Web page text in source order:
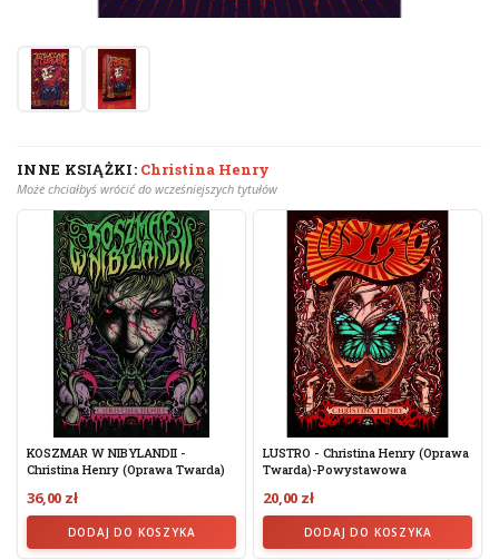
INNE KSIĄŻKI: Christina Henry
Może chciałbyś wrócić do wcześniejszych tytułów
KOSZMAR W NIBYLANDII -
Christina Henry (oprawa Twarda)
36,00 zł
DODAJ DO KOSZYKA
LUSTRO - Christina Henry (oprawa
Twarda)-Powystawowa
20,00 zł
DODAJ DO KOSZYKA